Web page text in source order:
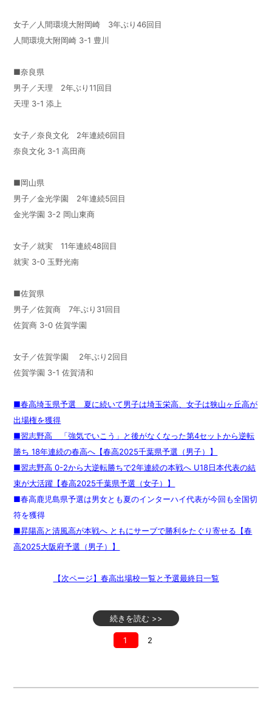
女子／人間環境大附岡崎 3年ぶり46回目
人間環境大附岡崎 3-1 豊川
■奈良県
男子／天理 2年ぶり11回目
天理 3-1 添上
女子／奈良文化 2年連続6回目
奈良文化 3-1 高田商
■岡山県
男子／金光学園 2年連続5回目
金光学園 3-2 岡山東商
女子／就実 11年連続48回目
就実 3-0 玉野光南
■佐賀県
男子／佐賀商 7年ぶり31回目
佐賀商 3-0 佐賀学園
女子／佐賀学園 2年ぶり2回目
佐賀学園 3-1 佐賀清和
■春高埼玉県予選 夏に続いて男子は埼玉栄高、女子は狭山ヶ丘高が
出場権を獲得
■習志野高 「強気でいこう」と後がなくなった第4セットから逆転
勝ち 18年連続の春高へ【春高2025千葉県予選（男子）】
■習志野高 0-2から大逆転勝ちで2年連続の本戦へ U18日本代表の結
束が大活躍【春高2025千葉県予選（女子）】
■春高鹿児島県予選は男女とも夏のインターハイ代表が今回も全国切
符を獲得
■昇陽高と清風高が本戦へ ともにサーブで勝利をたぐり寄せる【春
高2025大阪府予選（男子）】
【次ページ】春高出場校一覧と予選最終日一覧
続きを読む >>
1 2